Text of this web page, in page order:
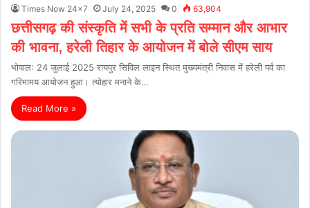
Times Now 24x7 July 24, 2025 0 63,904
छत्तीसगढ़ की संस्कृति में सभी के प्रति सम्मान और आभार
की भावना, हरेली तिहार के आयोजन में बोले सीएम साय
भोपाल: 24 जुलाई 2025 रायपुर सिविल लाइन स्थित मुख्यमंत्री निवास में हरेली पर्व का
गरिमामय आयोजन हुआ। त्योहार मनाने के…
Read More »